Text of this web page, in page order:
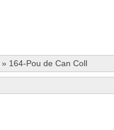
» 164-Pou de Can Coll